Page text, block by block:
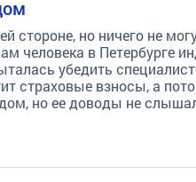
стороне, но ничего не
человека в Петербурге
убедить
страховые взносы, а
но ее доводы не